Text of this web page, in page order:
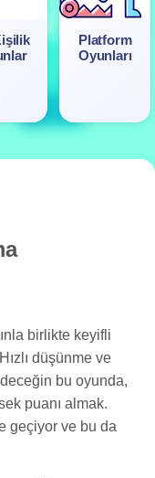
Platform
Oyunları
birlikte keyifli
düşünme ve
bu oyunda,
puanı almak.
geçiyor ve bu da